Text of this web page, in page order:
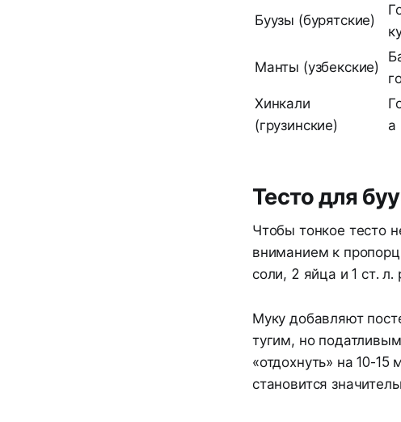
Буузы (бурятские)
Манты (узбекские)
Хинкали
(грузинские)
а
Тесто для
Чтобы тонкое тесто
вниманием к
соли, 2 яйца и 1 ст. л.
Муку добавляют
тугим, но
«отдохнуть» на 10-
становится